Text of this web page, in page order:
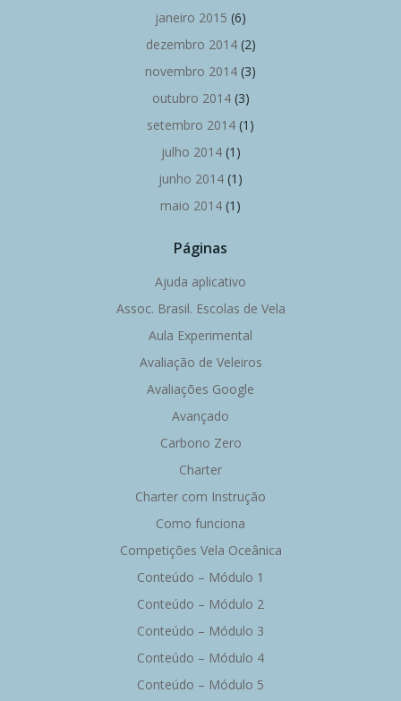
janeiro 2015 (6)
dezembro 2014(2)
novembro 2014 (3)
outubro 2014(3)
setembro 2014 (1)
julho 2014(1)
junho 2014 (1)
maio 2014 (1)
Páginas
Ajuda aplicativo
Assoc. Brasil. Escolas de Vela
Aula Experimental
Avaliação de Veleiros
Avaliações Google
Avançado
Carbono Zero
Charter
Charter com Instrução
Como funciona
Competições Vela Oceânica
Conteúdo – Módulo 1
Conteúdo – Módulo 2
Conteúdo – Módulo 3
Conteúdo – Módulo 4
Conteúdo – Módulo 5